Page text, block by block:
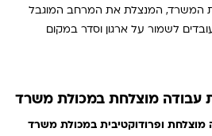
המשרד, המנצלת את המרחב המוגבל
לשמור על ארגון וסדר במקום
עבודה מוצלחת במכולת משרד
ופרודוקטיבית במכולת משרד